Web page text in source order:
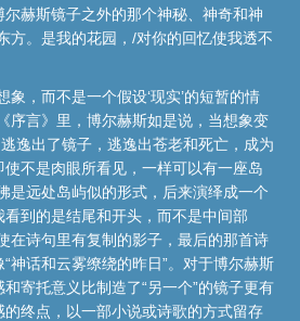
赫斯镜子之外的那个神秘、神奇和神
方。是我的花园，/对你的回忆使我透不
象，而不是一个假设‘现实’的短暂的情
序言》里，博尔赫斯如是说，当想象变
逸出了镜子，逃逸出苍老和死亡，成为
不是肉眼所看见，一样可以有一座岛
是远处岛屿似的形式，后来演绎成一个
到的是结尾和开头，而不是中间部
在诗句里有复制的影子，最后的那首诗
神话和云雾缭绕的昨日”。对于博尔赫斯
寄托意义比制造了“另一个”的镜子更有
终点，以一部小说或诗歌的方式留存